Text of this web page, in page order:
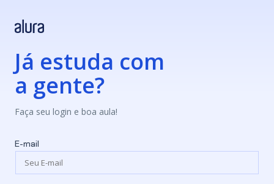
Já estuda com
a gente?
Faça seu login e boa aula!
E-mail